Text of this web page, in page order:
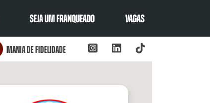
SEJA UM FRANQUEADO VAGAS
Mania de fidelidade